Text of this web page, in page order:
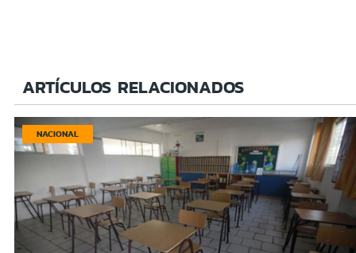
ARTÍCULOS RELACIONADOS
NACIONAL